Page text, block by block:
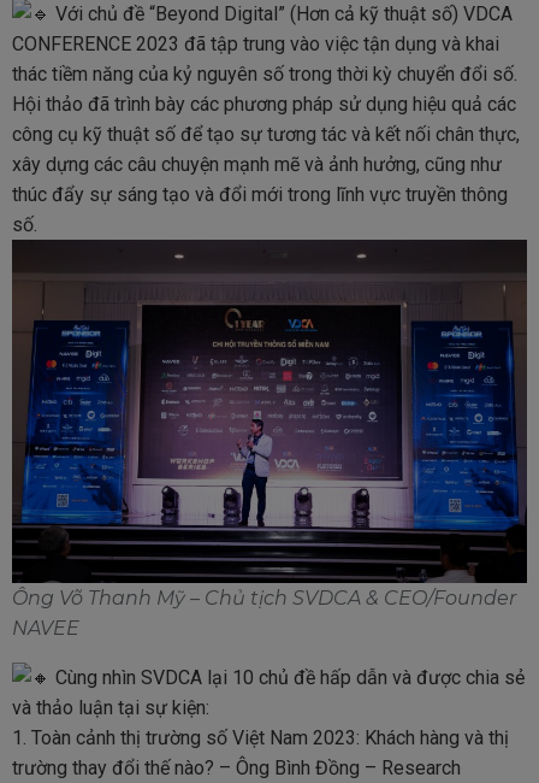
Với chủ đề “Beyond Digital” (Hơn cả kỹ thuật số) VDCA
CONFERENCE 2023 đã tập trung vào việc tận dụng và khai
thác tiềm năng của kỷ nguyên số trong thời kỳ chuyển đổi số.
Hội thảo đã trình bày các phương pháp sử dụng hiệu quả các
công cụ kỹ thuật số để tạo sự tương tác và kết nối chân thực,
xây dựng các câu chuyện mạnh mẽ và ảnh hưởng, cũng như
thúc đẩy sự sáng tạo và đổi mới trong lĩnh vực truyền thông
số.
Ông Võ Thanh Mỹ – Chủ tịch SVDCA & CEO/Founder
NAVEE
Cùng nhìn SVDCA lại 10 chủ đề hấp dẫn và được chia sẻ
và thảo luận tại sự kiện:
1. Toàn cảnh thị trường số Việt Nam 2023: Khách hàng và thị
trường thay đổi thế nào? – Ông Bình Đồng – Research